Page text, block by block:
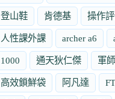
登山鞋 肯德基 操作
人性課外課 archer a6
1000 通天狄仁傑 軍師
高效鎖鮮袋 阿凡達